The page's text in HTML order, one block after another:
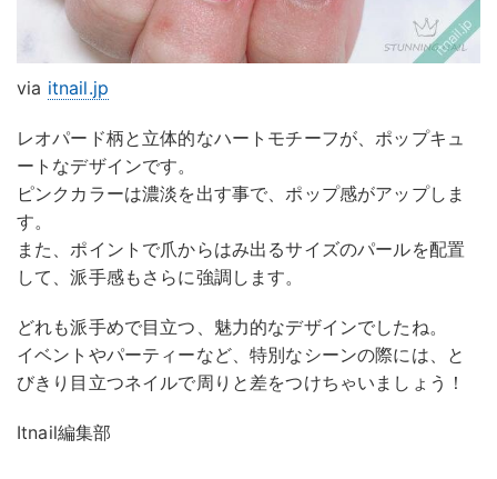
via itnail.jp
レオパード柄と立体的なハートモチーフが、ポップキュ
ートなデザインです。
ピンクカラーは濃淡を出す事で、ポップ感がアップしま
す。
また、ポイントで爪からはみ出るサイズのパールを配置
して、派手感もさらに強調します。
どれも派手めで目立つ、魅力的なデザインでしたね。
イベントやパーティーなど、特別なシーンの際には、と
びきり目立つネイルで周りと差をつけちゃいましょう！
Itnail編集部